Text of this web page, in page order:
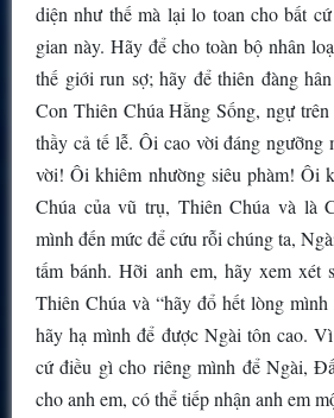
diện như thế mà lại lo toan cho bất
gian này. Hãy để cho toàn bộ nhân
thế giới run sợ; hãy để thiên đàng
Con Thiên Chúa Hằng Sống, ngự
thầy cả tế lễ. Ôi cao vời đáng ngưỡng
vời! Ôi khiêm nhường siêu phàm! Ôi
Chúa của vũ trụ, Thiên Chúa và là
mình đến mức để cứu rỗi chúng ta,
tấm bánh. Hỡi anh em, hãy xem xét
Thiên Chúa và “hãy đổ hết lòng
hãy hạ mình để được Ngài tôn cao.
cứ điều gì cho riêng mình để Ngài,
cho anh em, có thể tiếp nhận anh em